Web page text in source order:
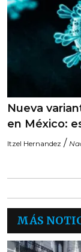
Nueva
en México:
Itzel Hernandez /
MÁS